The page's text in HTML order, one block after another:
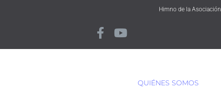
Himno de la Asociación
QUIÉNES SOMOS